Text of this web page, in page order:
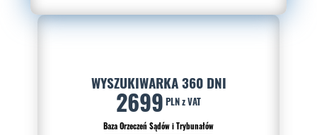
WYSZUKIWARKA 360 DNI
2699 PLN z VAT
Baza Orzeczeń Sądów i Trybunałów